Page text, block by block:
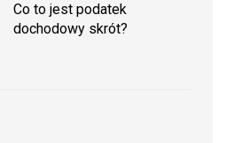
Co to jest podatek
dochodowy skrót?